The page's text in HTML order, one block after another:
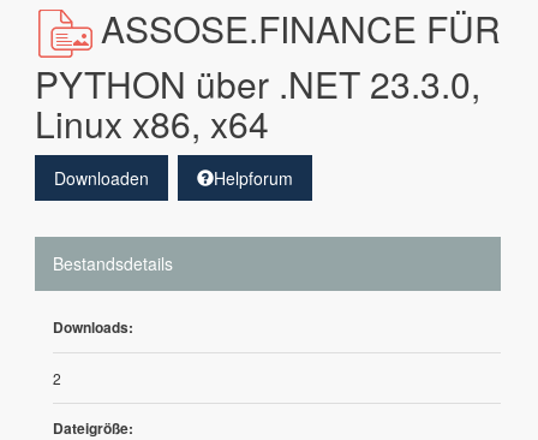
ASSOSE.FINANCE FÜR
PYTHON über .NET 23.3.0,
Linux x86, x64
Downloaden Helpforum
Bestandsdetails
Downloads:
2
Dateigröße: